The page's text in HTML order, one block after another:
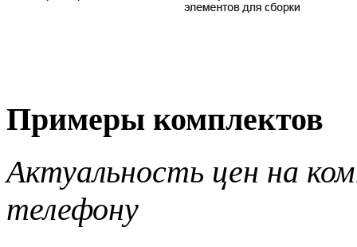
Примеры комплектов
Актуальность цен на
телефону